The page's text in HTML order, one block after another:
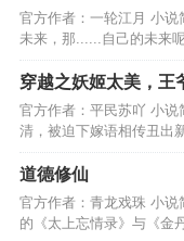
官方作者：一轮江月 小
未来，那......自己的未来
护眼前拥有的一切！…
穿越之妖姬太美，王
官方作者：平民苏吖 小
清，被迫下嫁语相传丑
预知后事如何，请看小说
道德修仙
官方作者：青龙戏珠 小说
的《太上忘情录》与《金